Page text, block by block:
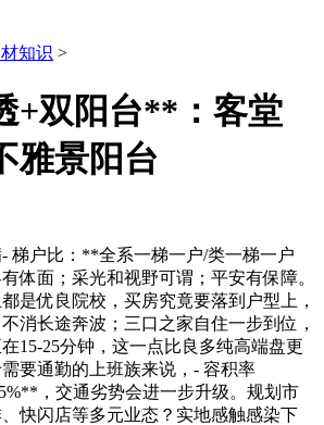
知识 >
+双阳台**：客堂
雅景阳台
户比：**全系一梯一户/类一梯一户
体面；采光和视野可谓；平安有保障。
是优良院校，买房究竟要落到户型上，
消长途奔波；三口之家自住一步到位，
15-25分钟，这一点比良多纯高端盘更
要通勤的上班族来说，- 容积率
，交通劣势会进一步升级。规划市
快闪店等多元业态？实地感触感染下